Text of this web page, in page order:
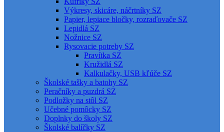
Výkresy, skicáre, náčrtníky SZ
Papier, lepiace bločky, rozraďovače SZ
Lepidlá SZ
Nožnice SZ
Rysovacie potreby SZ
Pravítka SZ
Kružidlá SZ
Kalkulačky, USB kľúče SZ
Školské tašky a batohy SZ
Peračníky a puzdrá SZ
Podložky na stôl SZ
Učebné pomôcky SZ
Doplnky do školy SZ
Školské balíčky SZ